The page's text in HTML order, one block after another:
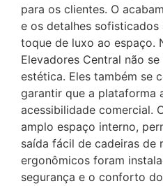
para os clientes. O
e os detalhes sofisticados
toque de luxo ao espaço.
Elevadores Central não
estética. Eles também se
garantir que a plataforma
acessibilidade comercial.
amplo espaço interno,
saída fácil de cadeiras de
ergonômicos foram
segurança e o conforto